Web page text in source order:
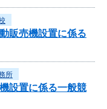
販売機設置に係る
所
設置に係る一般競